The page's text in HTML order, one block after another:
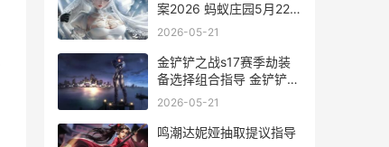
案2026 蚂蚁庄园5月22
日答案最新
2026-05-21
金铲铲之战s17赛季劫装
备选择组合指导 金铲铲之
战s17赛季海克斯
2026-05-21
鸣潮达妮娅抽取提议指导